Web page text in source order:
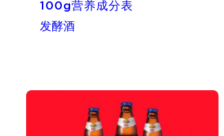
100g营养成分表
发酵酒